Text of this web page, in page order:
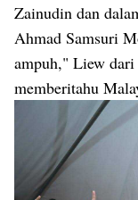
Zainudin dan
Ahmad Samsuri
ampuh," Liew
memberitahu